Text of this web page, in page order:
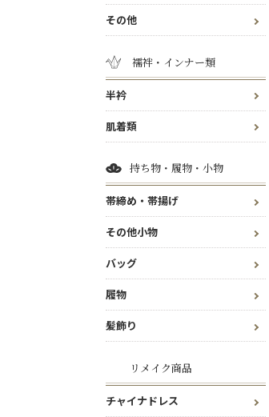
その他
襦袢・インナー類
半衿
肌着類
持ち物・履物・小物
帯締め・帯揚げ
その他小物
バッグ
履物
髪飾り
リメイク商品
チャイナドレス